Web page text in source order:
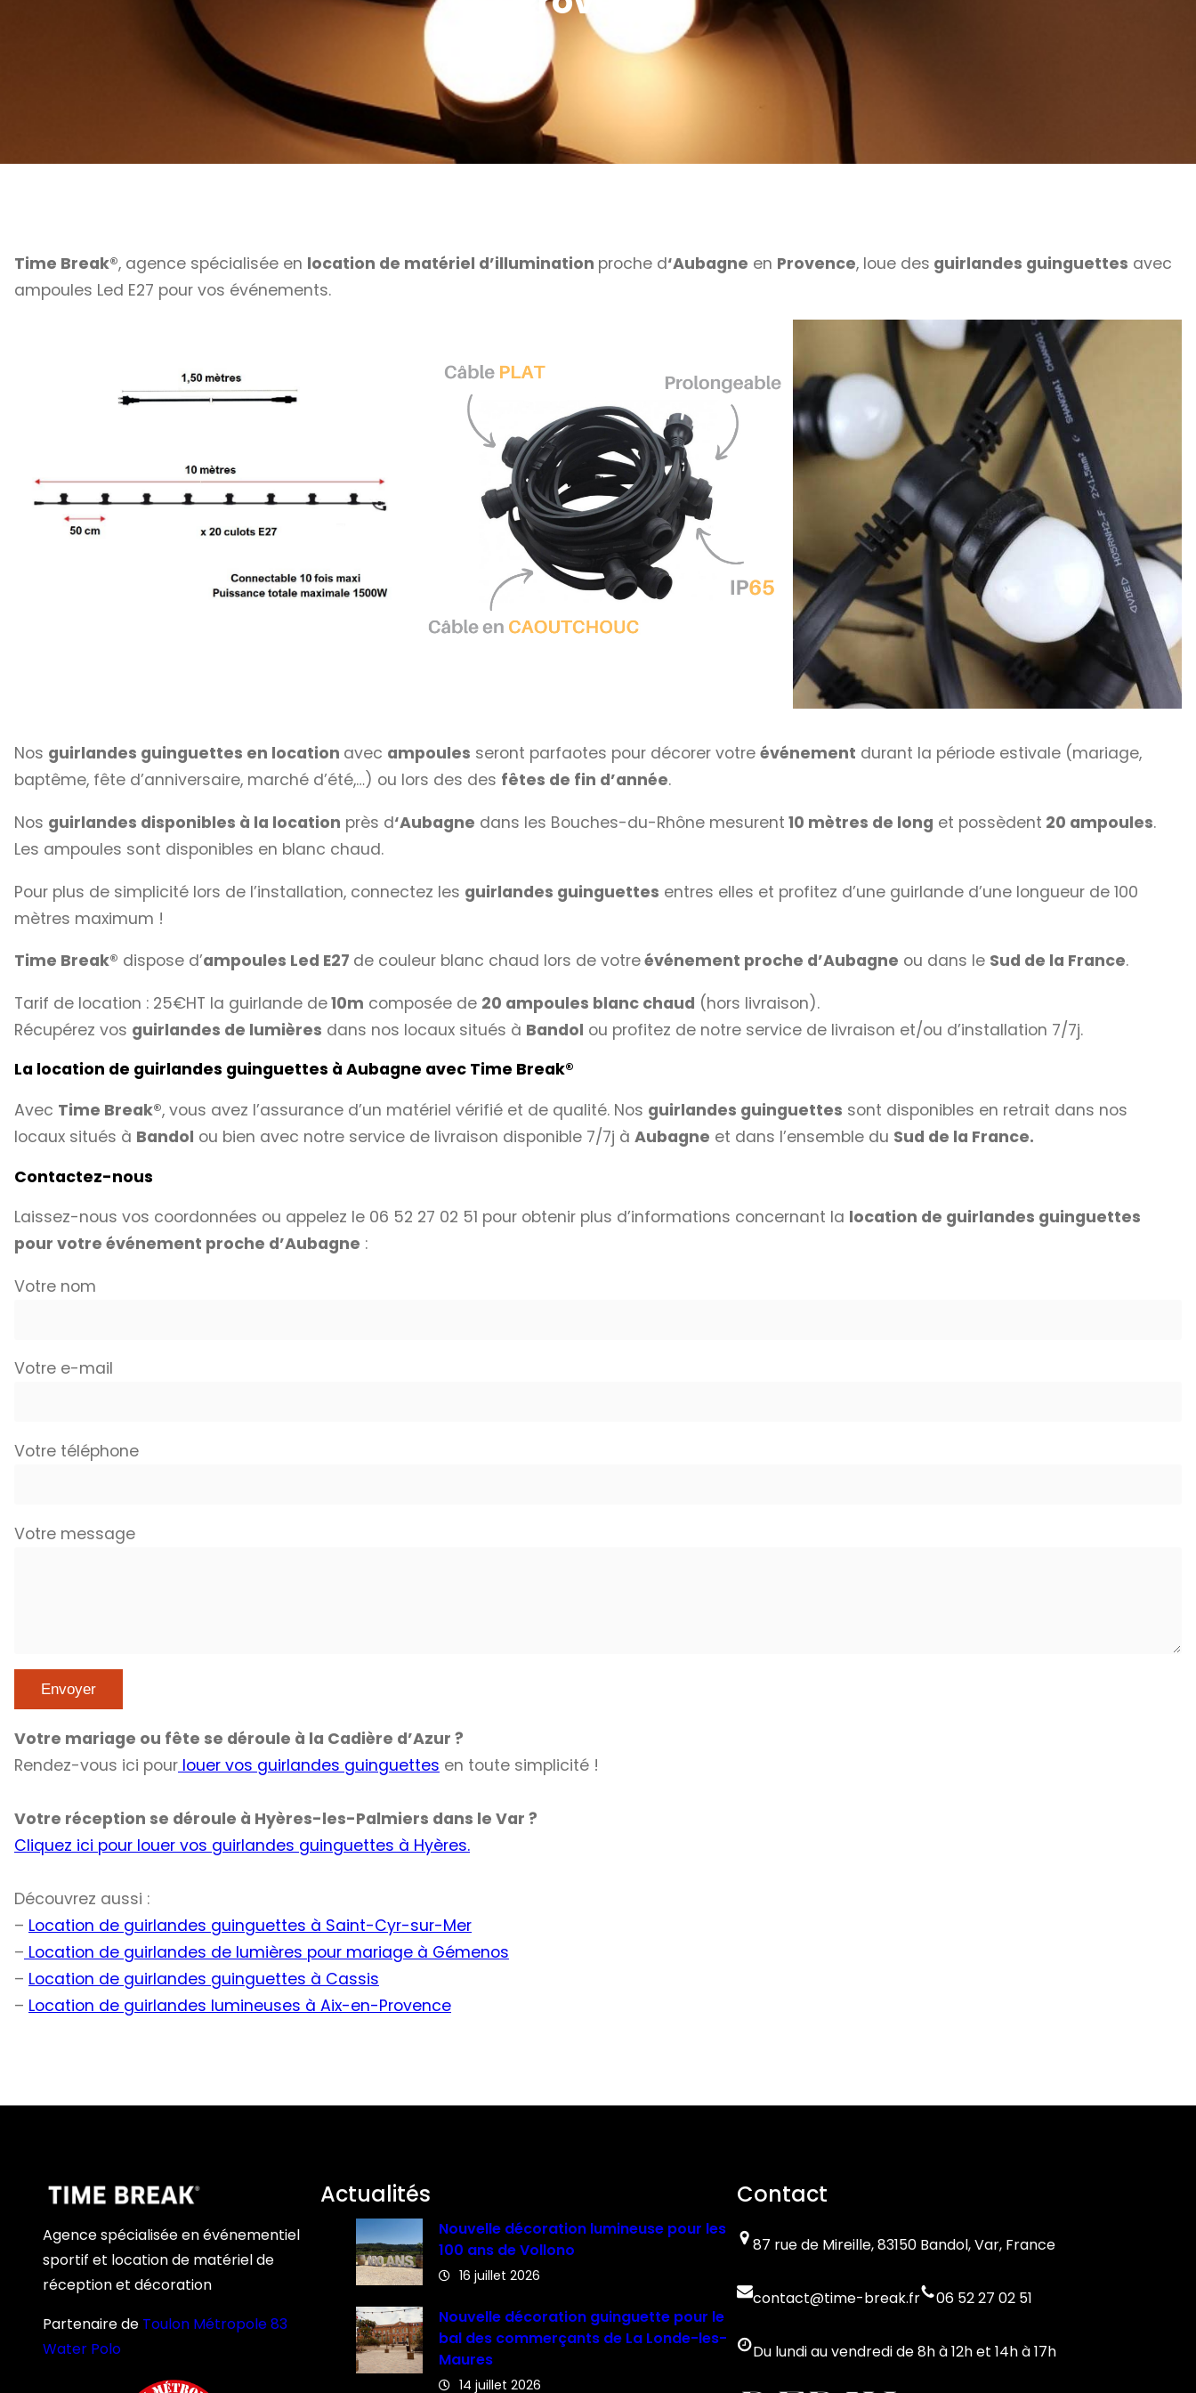
Time Break®, agence spécialisée en location de matériel d’illumination proche d‘Aubagne en Provence, loue des guirlandes guinguettes avec
ampoules Led E27 pour vos événements.
Nos guirlandes guinguettes en location avec ampoules seront parfaotes pour décorer votre événement durant la période estivale (mariage,
baptême, fête d’anniversaire, marché d’été,…) ou lors des des fêtes de fin d’année.
Nos guirlandes disponibles à la location près d‘Aubagne dans les Bouches-du-Rhône mesurent 10 mètres de long et possèdent 20 ampoules.
Les ampoules sont disponibles en blanc chaud.
Pour plus de simplicité lors de l’installation, connectez les guirlandes guinguettes entres elles et profitez d’une guirlande d’une longueur de 100
mètres maximum !
Time Break® dispose d’ampoules Led E27 de couleur blanc chaud lors de votreévénement proche d’Aubagne ou dans le Sud de la France.
Tarif de location : 25€HT la guirlande de10m composée de 20 ampoules blanc chaud (hors livraison).
Récupérez vos guirlandes de lumières dans nos locaux situés à Bandol ou profitez de notre service de livraison et/ou d’installation 7/7j.
La location de guirlandes guinguettes à Aubagne avec Time Break®
Avec Time Break®, vous avez l’assurance d’un matériel vérifié et de qualité. Nos guirlandes guinguettes sont disponibles en retrait dans nos
locaux situés à Bandol ou bien avec notre service de livraison disponible 7/7j à Aubagne et dans l’ensemble du Sud de la France.
Contactez-nous
Laissez-nous vos coordonnées ou appelez le 06 52 27 02 51 pour obtenir plus d’informations concernant la location de guirlandes guinguettes
pour votre événement proche d’Aubagne :
Votre nom
Votre e-mail
Votre téléphone
Votre message
Votre mariage ou fête se déroule à la Cadière d’Azur ?
Rendez-vous ici pour louer vos guirlandes guinguettes en toute simplicité !
Votre réception se déroule à Hyères-les-Palmiers dans le Var ?
Cliquez ici pour louer vos guirlandes guinguettes à Hyères.
Découvrez aussi :
– Location de guirlandes guinguettes à Saint-Cyr-sur-Mer
– Location de guirlandes de lumières pour mariage à Gémenos
– Location de guirlandes guinguettes à Cassis
– Location de guirlandes lumineuses à Aix-en-Provence
Agence spécialisée en événementiel
sportif et location de matériel de
réception et décoration
Partenaire de Toulon Métropole 83
Water Polo
Actualités
Nouvelle décoration lumineuse pour les
100 ans de Vollono
16 juillet 2026
Nouvelle décoration guinguette pour le
bal des commerçants de La Londe-les-
Maures
14 juillet 2026
Contact
87 rue de Mireille, 83150 Bandol, Var, France
contact@time-break.fr 06 52 27 02 51
Du lundi au vendredi de 8h à 12h et 14h à 17h